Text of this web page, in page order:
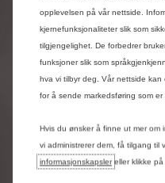
15" stålfelg med
Parkeringssensor bak
Kollisjonsputer begge
AUDIO/NAVIGASJON
høyttalere, Bluetooth
Apple CarPlay™/
som gir: E-
opplevelsen på vår nettside.
kjernefunksjonaliteter slik som
tilgjengelighet. De forbedrer
funksjoner slik som
hva vi tilbyr deg. Vår nettside
for å sende markedsføring som er
Hvis du ønsker å finne ut mer om
vi administrerer dem, få tilgang til
informasjonskapsler eller klikke på